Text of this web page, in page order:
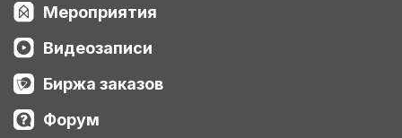
Мероприятия
Видеозаписи
Биржа заказов
Форум